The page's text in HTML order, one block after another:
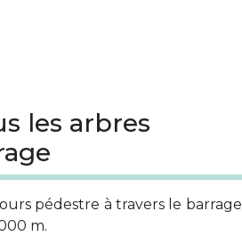
les arbres
pédestre à travers le barrage
m.